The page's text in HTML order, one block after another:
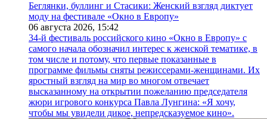
Беглянки, буллинг и Стасики: Женский взгляд диктует
моду на фестивале «Окно в Европу»
06 августа 2026, 15:42
34-й фестиваль российского кино «Окно в Европу» с
самого начала обозначил интерес к женской тематике, в
том числе и потому, что первые показанные в
программе фильмы сняты режиссерами-женщинами. Их
яростный взгляд на мир во многом отвечает
высказанному на открытии пожеланию председателя
жюри игрового конкурса Павла Лунгина: «Я хочу,
чтобы мы увидели дикое, непредсказуемое кино».